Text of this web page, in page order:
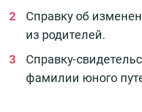
Справку об
из родителей.
Справку-
фамилии юного